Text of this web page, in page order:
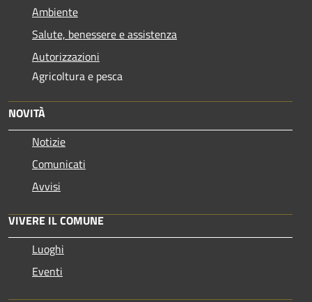
Ambiente
Salute, benessere e assistenza
Autorizzazioni
Agricoltura e pesca
NOVITÀ
Notizie
Comunicati
Avvisi
VIVERE IL COMUNE
Luoghi
Eventi